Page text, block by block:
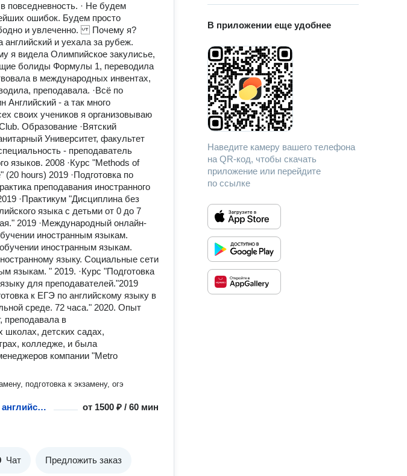
детских садах, образовательных
преподавателем для менеджеров
повседневность. · Не будем
ошибок. Будем просто
и увлеченно. Почему я?
английский и уехала за рубеж.
я видела Олимпийское закулисье,
болиды Формулы 1, переводила
в международных инвентах,
преподавала. ·Всё по
Английский - а так много
своих учеников я организовываю
Образование ·Вятский
Университет, факультет
- преподаватель
языков. 2008 ·Курс "Methods of
(20 hours) 2019 ·Подготовка по
преподавания иностранного
·Практикум "Дисциплина без
языка с детьми от 0 до 7
2019 ·Международный онлайн-
иностранным языкам.
иностранным языкам.
языку. Социальные сети
языкам. " 2019. ·Курс "Подготовка
для преподавателей."2019
к ЕГЭ по английскому языку в
среде. 72 часа." 2020. Опыт
преподавала в
детских садах,
колледже, и была
компании "Metro
подготовка к экзамену, огэ
Подготовка к ЕГЭ по английскому языку от 1500 ₽ / 60 мин
Чат Предложить заказ
В приложении еще удобнее
Наведите камеру вашего телефона
на QR-код, чтобы скачать
приложение или перейдите
по ссылке